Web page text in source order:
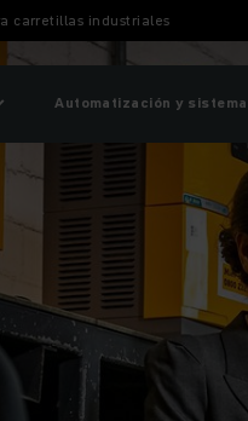
carretillas industriales
Automatización y